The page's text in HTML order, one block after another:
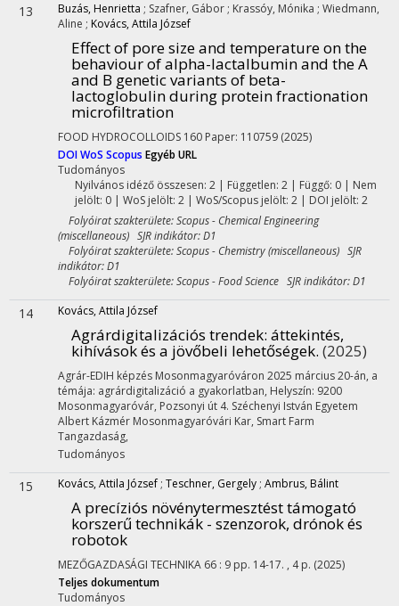
13 Buzás, Henrietta ; Szafner, Gábor ; Krassóy, Mónika ; Wiedmann,
Aline ; Kovács, Attila József
Effect of pore size and temperature on the
behaviour of alpha-lactalbumin and the A
and B genetic variants of beta-
lactoglobulin during protein fractionation
microfiltration
FOOD HYDROCOLLOIDS 160 Paper: 110759 (2025)
DOIWoS Scopus Egyéb URL
Tudományos
Nyilvános idéző összesen: 2| Független: 2 | Függő: 0 | Nem
jelölt: 0 | WoS jelölt: 2 | WoS/Scopus jelölt: 2 | DOI jelölt: 2
Folyóirat szakterülete: Scopus - Chemical Engineering
(miscellaneous) SJR indikátor: D1
Folyóirat szakterülete: Scopus - Chemistry (miscellaneous) SJR
indikátor: D1
Folyóirat szakterülete: Scopus - Food Science SJR indikátor: D1
14 Kovács, Attila József
Agrárdigitalizációs trendek: áttekintés,
kihívások és a jövőbeli lehetőségek. (2025)
Agrár-EDIH képzés Mosonmagyaróváron 2025 március 20-án, a
témája: agrárdigitalizáció a gyakorlatban, Helyszín: 9200
Mosonmagyaróvár, Pozsonyi út 4. Széchenyi István Egyetem
Albert Kázmér Mosonmagyaróvári Kar, Smart Farm
Tangazdaság,
Tudományos
15 Kovács, Attila József ; Teschner, Gergely ; Ambrus, Bálint
A precíziós növénytermesztést támogató
korszerű technikák - szenzorok, drónok és
robotok
MEZŐGAZDASÁGI TECHNIKA 66 : 9 pp. 14-17. , 4 p. (2025)
Teljes dokumentum
Tudományos